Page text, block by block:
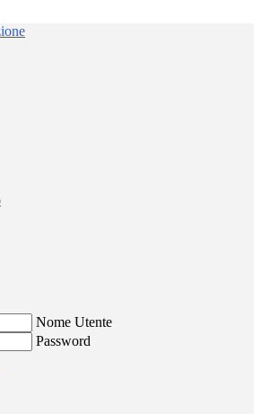
Nome Utente
Password